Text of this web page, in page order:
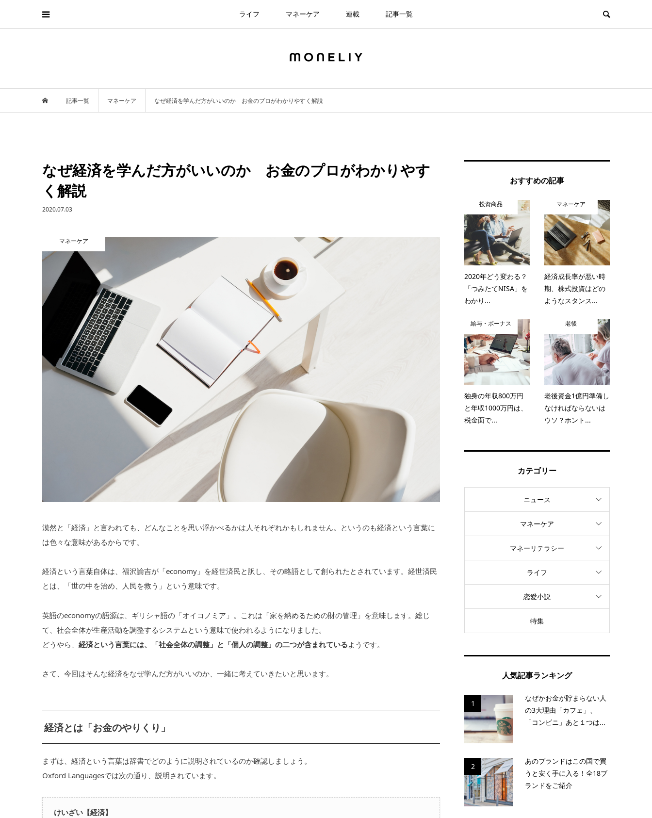
ライフ マネーケア 連載 記事一覧
記事一覧 マネーケア なぜ経済を学んだ方がいいのか お金のプロがわかりやすく解説
なぜ経済を学んだ方がいいのか お金のプロがわかりやす
く解説
2020.07.03
マネーケア
漠然と「経済」と言われても、どんなことを思い浮かべるかは人それぞれかもしれません。というのも経済という言葉に
は色々な意味があるからです。
経済という言葉自体は、福沢諭吉が「economy」を経世済民と訳し、その略語として創られたとされています。経世済民
とは、「世の中を治め、人民を救う」という意味です。
英語のeconomyの語源は、ギリシャ語の「オイコノミア」。これは「家を納めるための財の管理」を意味します。総じ
て、社会全体が生産活動を調整するシステムという意味で使われるようになりました。
どうやら、 経済という言葉には、「社会全体の調整」と「個人の調整」の二つが含まれているようです。
さて、今回はそんな経済をなぜ学んだ方がいいのか、一緒に考えていきたいと思います。
経済とは「お金のやりくり」
まずは、経済という言葉は辞書でどのように説明されているのか確認しましょう。
Oxford Languagesでは次の通り、説明されています。
けいざい【経済】
おすすめの記事
投資商品
2020年どう変わる？
「つみたてNISA」を
わかり...
マネーケア
経済成長率が悪い時
期、株式投資はどの
ようなスタンス...
給与・ボーナス
独身の年収800万円
と年収1000万円は、
税金面で...
老後
老後資金1億円準備し
なければならないは
ウソ？ホント...
カテゴリー
ニュース
マネーケア
マネーリテラシー
ライフ
恋愛小説
特集
人気記事ランキング
1
なぜかお金が貯まらない人
の3大理由「カフェ」、
「コンビニ」あと１つは...
2
あのブランドはこの国で買
うと安く手に入る！全18ブ
ランドをご紹介